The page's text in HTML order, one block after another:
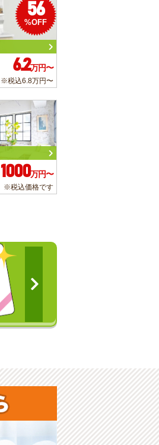
56
%OFF
6.2万円〜
※税込6.8万円〜
1000万円〜
※税込価格です